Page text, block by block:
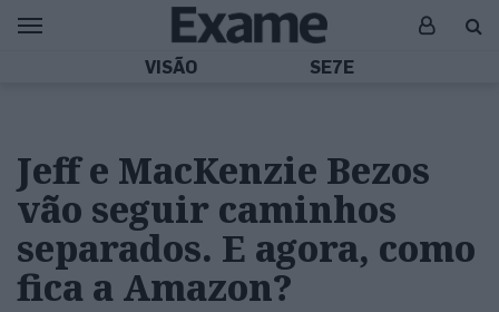
VISÃO SE7E
Jeff e MacKenzie Bezos
vão seguir caminhos
separados. E agora, como
fica a Amazon?